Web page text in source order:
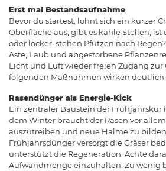
Erst mal Bestandsaufnahme
Bevor du startest, lohnt sich ein kurzer
Oberfläche aus, gibt es kahle Stellen, ist
oder locker, stehen Pfützen nach
Äste, Laub und abgestorbene
Licht und Luft wieder freien Zugang zur
folgenden Maßnahmen wirken deutlich
Rasendünger als Energie-Kick
Ein zentraler Baustein der Frühjahrskur
dem Winter braucht der Rasen vor
auszutreiben und neue Halme zu
Frühjahrsdünger versorgt die Gräser
unterstützt die Regeneration. Achte
Aufwandmenge einzuhalten: Zu wenig